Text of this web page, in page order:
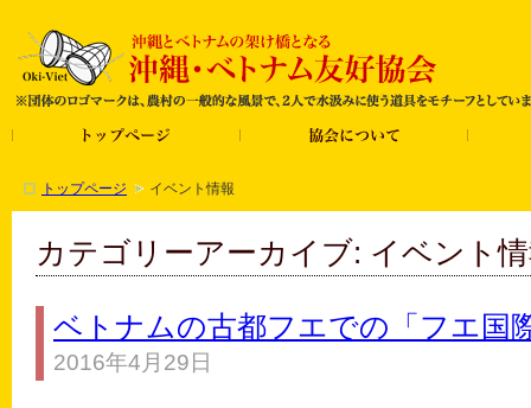
トップページ イベント情報
カテゴリーアーカイブ: イベント
ベトナムの古都フエでの「フエ国
2016年4月29日